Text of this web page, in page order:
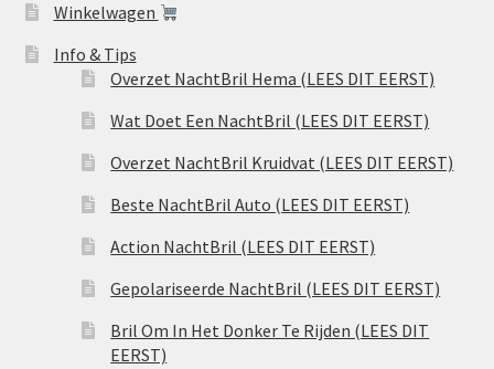
Winkelwagen
Info & Tips
Overzet NachtBril Hema (LEES DIT EERST)
Wat Doet Een NachtBril (LEES DIT EERST)
Overzet NachtBril Kruidvat (LEES DIT EERST)
Beste NachtBril Auto (LEES DIT EERST)
Action NachtBril (LEES DIT EERST)
Gepolariseerde NachtBril (LEES DIT EERST)
Bril Om In Het Donker Te Rijden (LEES DIT
EERST)